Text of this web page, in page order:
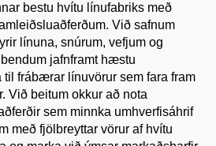
bestu hvítu línufabriks með
Við safnum
línuna, snúrum, vefjum og
jafnframt hæstu
frábærar línuvörur sem fara fram
Við beitum okkur að nota
sem minnka umhverfisáhrif
með fjölbreyttar vörur af hvítu